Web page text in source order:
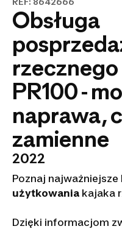
Obsługa
PR100 -
naprawa,
zamienne
2022
Poznaj
użytkowania kajaka
Dzięki informacjom